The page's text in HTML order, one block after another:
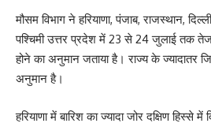
मौसम विभाग ने हरियाणा, पंजाब, राजस्थान,
पश्चिमी उत्तर प्रदेश में 23 से 24 जुलाई तक
होने का अनुमान जताया है। राज्य के ज्यादातर
अनुमान है।
हरियाणा में बारिश का ज्यादा जोर दक्षिण हिस्से